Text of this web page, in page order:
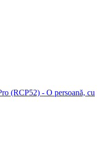
(RCP52) - O persoană, cu